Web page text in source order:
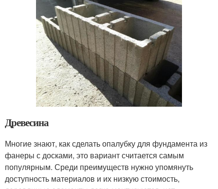
Древесина
Многие знают, как сделать опалубку для фундамента из
фанеры с досками, это вариант считается самым
популярным. Среди преимуществ нужно упомянуть
доступность материалов и их низкую стоимость,